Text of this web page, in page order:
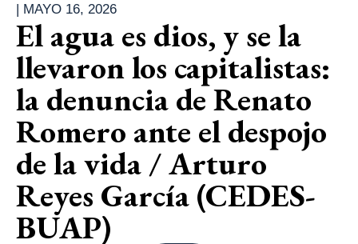
| MAYO 16, 2026
El agua es dios, y se la
llevaron los capitalistas:
la denuncia de Renato
Romero ante el despojo
de la vida / Arturo
Reyes García (CEDES-
BUAP)